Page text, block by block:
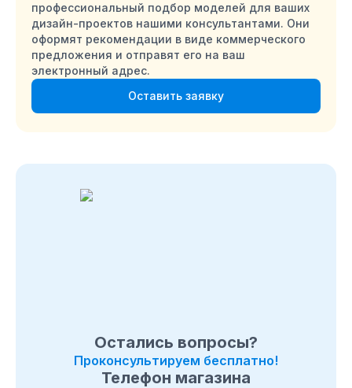
профессиональный подбор моделей для ваших
дизайн-проектов нашими консультантами. Они
оформят рекомендации в виде коммерческого
предложения и отправят его на ваш
электронный адрес.
Оставить заявку
Остались вопросы?
Проконсультируем бесплатно!
Телефон магазина